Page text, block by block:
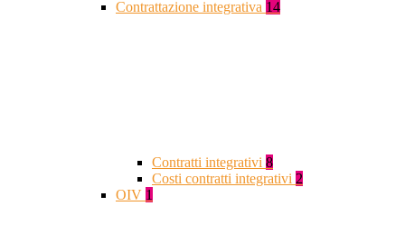
Contrattazione integrativa 14
Contratti integrativi 8
Costi contratti integrativi 2
OIV 1